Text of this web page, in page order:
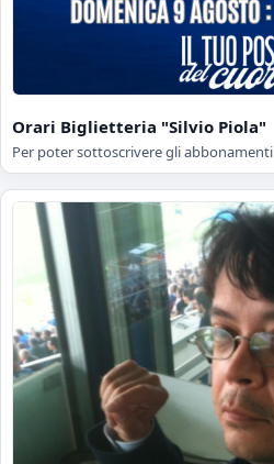
Orari Biglietteria "Silvio Piola"
Per poter sottoscrivere gli abbonamenti